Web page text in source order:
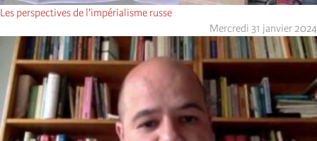
Les perspectives de l'impérialisme russe
Mercredi 31 janvier 2024